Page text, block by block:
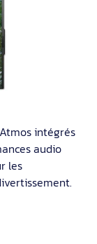
intégrés
audio
les